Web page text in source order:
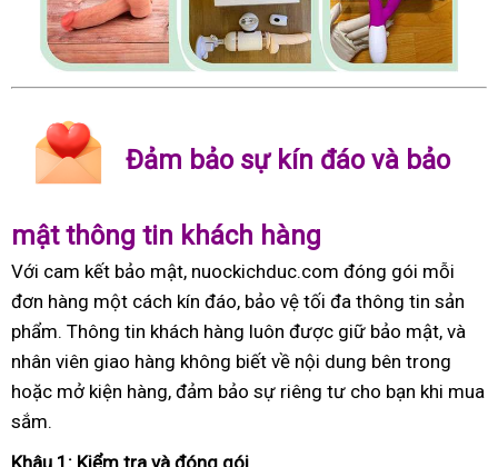
Đảm bảo sự kín đáo và bảo
mật thông tin khách hàng
Với cam kết bảo mật, nuockichduc.com đóng gói mỗi
đơn hàng một cách kín đáo, bảo vệ tối đa thông tin sản
phẩm. Thông tin khách hàng luôn được giữ bảo mật, và
nhân viên giao hàng không biết về nội dung bên trong
hoặc mở kiện hàng, đảm bảo sự riêng tư cho bạn khi mua
sắm.
Khâu 1: Kiểm tra và đóng gói